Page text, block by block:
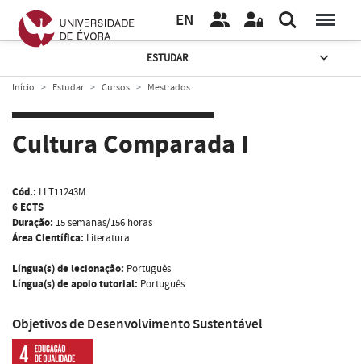
EN
ESTUDAR
Início Estudar Cursos Mestrados
Cultura Comparada I
Cód.: LLT11243M
6 ECTS
Duração: 15 semanas/156 horas
Área Científica: Literatura
Língua(s) de lecionação: Português
Língua(s) de apoio tutorial: Português
Objetivos de Desenvolvimento Sustentável